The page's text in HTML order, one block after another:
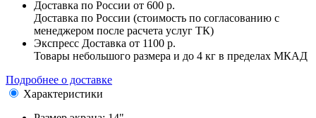
Доставка по России от 600 р.
Доставка по России (стоимость по согласованию с
менеджером после расчета услуг ТК)
Экспресс Доставка от 1100 р.
Товары небольшого размера и до 4 кг в пределах МКАД
Подробнее о доставке
Характеристики